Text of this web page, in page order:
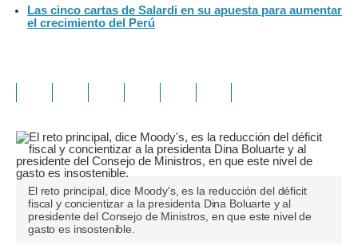
Las cinco cartas de Salardi en su apuesta para aumentar
el crecimiento del Perú
El reto principal, dice Moody's, es la reducción del déficit
fiscal y concientizar a la presidenta Dina Boluarte y al
presidente del Consejo de Ministros, en que este nivel de
gasto es insostenible.